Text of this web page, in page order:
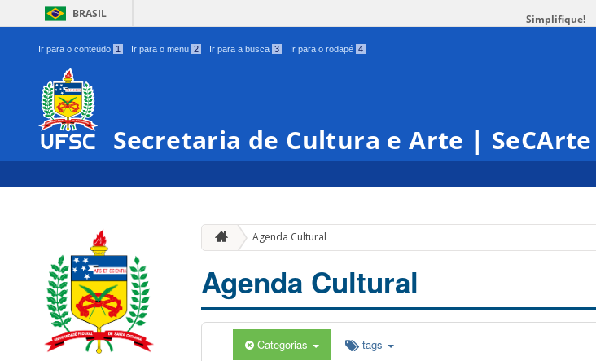
BRASIL Simplifique!
Ir para o conteúdo 1 Ir para o menu 2 Ir para a busca 3 Ir para o rodapé 4
Secretaria de Cultura e Arte | SeCArte
Agenda Cultural
Agenda Cultural
Categorias tags